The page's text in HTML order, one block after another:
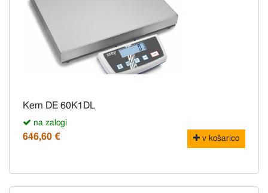
Kern DE 60K1DL
na zalogi
646,60 € v košarico